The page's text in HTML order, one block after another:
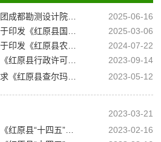
2025-06-16
2025-03-06
2024-07-22
2023-09-14
2023-05-12
2023-03-21
2023-02-16